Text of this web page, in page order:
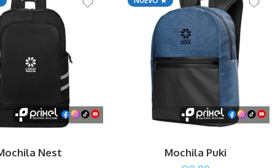
Nest Mochila Puki